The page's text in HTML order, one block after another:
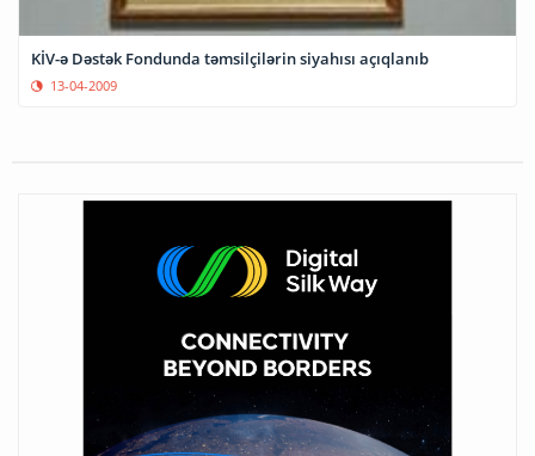
KİV-ə Dəstək Fondunda təmsilçilərin siyahısı açıqlanıb
13-04-2009